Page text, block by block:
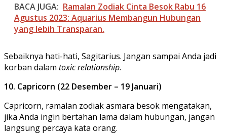
BACA JUGA: Ramalan Zodiak Cinta Besok Rabu 16
Agustus 2023: Aquarius Membangun Hubungan
yang lebih Transparan.
Sebaiknya hati-hati, Sagitarius. Jangan sampai Anda jadi
korban dalam toxic relationship.
10. Capricorn (22 Desember – 19 Januari)
Capricorn, ramalan zodiak asmara besok mengatakan,
jika Anda ingin bertahan lama dalam hubungan, jangan
langsung percaya kata orang.